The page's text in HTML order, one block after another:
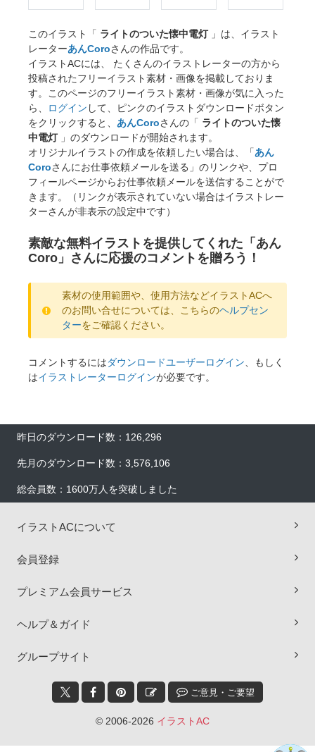
このイラスト「 ライトのついた懐中電灯」は、イラスト
レーターあんCoroさんの作品です。
イラストACには、 たくさんのイラストレーターの方から
投稿されたフリーイラスト素材・画像を掲載しておりま
す。このページのフリーイラスト素材・画像が気に入った
ら、
ログイン して、ピンクのイラストダウンロードボタン
をクリックすると、 あんCoroさんの「 ライトのついた懐
中電灯」のダウンロードが開始されます。
オリジナルイラストの作成を依頼したい場合は、「あん
Coroさんにお仕事依頼メールを送る」のリンクや、プロ
フィールページからお仕事依頼メールを送信することがで
きます。（リンクが表示されていない場合はイラストレー
ターさんが非表示の設定中です）
素敵な無料イラストを提供してくれた「あん
Coro」さんに応援のコメントを贈ろう！
素材の使用範囲や、使用方法などイラストACへ
のお問い合せについては、こちらのヘルプセン
ターをご確認ください。
コメントするにはダウンロードユーザーログイン、もしく
はイラストレーターログインが必要です。
昨日のダウンロード数：126,296
先月のダウンロード数：3,576,106
総会員数：1600万人を突破しました
イラストACについて
会員登録
プレミアム会員サービス
ヘルプ＆ガイド
グループサイト
ご意見・ご要望
© 2006-2026 イラストAC